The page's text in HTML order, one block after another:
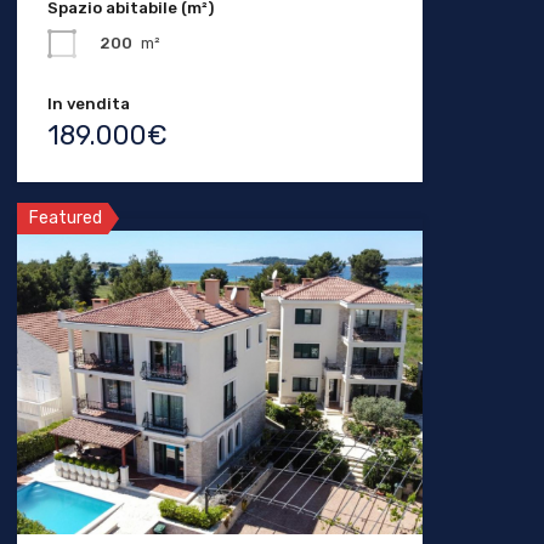
Spazio abitabile (m²)
200 m²
In vendita
189.000€
Featured